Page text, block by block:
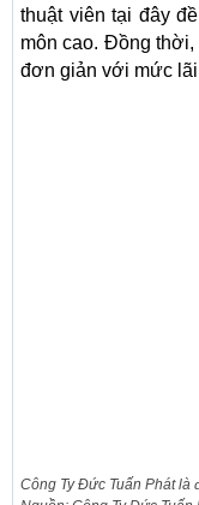
thuật viên tại đây
môn cao. Đồng thời,
đơn giản với mức lãi
Công Ty Đức Tuấn Phát là